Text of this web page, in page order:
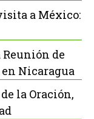
a México:
Reunión de
Nicaragua
la Oración,